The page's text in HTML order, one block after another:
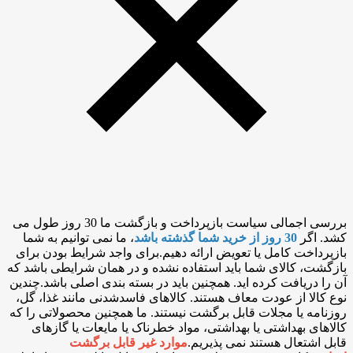
بررسی اجمالی سیاست بازپرداخت و بازگشت ما 30 روز طول می
کشد. اگر
، ما نمی توانیم به شما
بازپرداخت کامل یا تعویض ارائه دهیم.برای واجد شرایط بودن برای
بازگشت، کالای شما باید استفاده نشده و در همان شرایطی باشد که
آن را دریافت کرده اید. همچنین باید در بسته بندی اصلی باشد.چندین
نوع کالا از عودت معاف هستند. کالاهای فاسدشدنی مانند غذا، گل،
روزنامه یا مجلات قابل برگشت نیستند. ما همچنین محصولاتی را که
کالاهای بهداشتی یا بهداشتی، مواد خطرناک یا مایعات یا گازهای
قابل اشتعال هستند نمی پذیریم.موارد غیر قابل برگشت